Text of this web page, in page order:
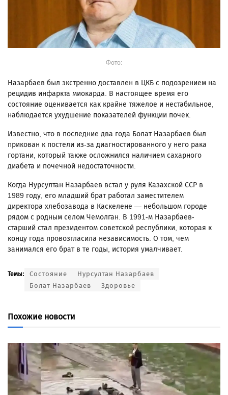
Фото:
Назарбаев был экстренно доставлен в ЦКБ с подозрением на
рецидив инфаркта миокарда. В настоящее время его
состояние оценивается как крайне тяжелое и нестабильное,
наблюдается ухудшение показателей функции почек.
Известно, что в последние два года Болат Назарбаев был
прикован к постели из-за диагностированного у него рака
гортани, который также осложнился наличием сахарного
диабета и почечной недостаточности.
Когда Нурсултан Назарбаев встал у руля Казахской ССР в
1989 году, его младший брат работал заместителем
директора хлебозавода в Каскелене — небольшом городе
рядом с родным селом Чемолган. В 1991-м Назарбаев-
старший стал президентом советской республики, которая к
концу года провозгласила независимость. О том, чем
занимался его брат в те годы, история умалчивает.
Темы: Состояние
Нурсултан Назарбаев
Болат Назарбаев
Здоровье
Похожие новости